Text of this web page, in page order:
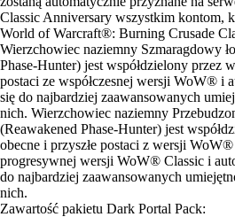
Classic Anniversary wszystkim kontom,
World of Warcraft®: Burning Crusade
Wierzchowiec naziemny Szmaragdowy
Phase-Hunter) jest współdzielony przez
postaci ze współczesnej wersji WoW® i
się do najbardziej zaawansowanych
nich. Wierzchowiec naziemny
(Reawakened Phase-Hunter) jest
obecne i przyszłe postaci z wersji
progresywnej wersji WoW® Classic i
do najbardziej zaawansowanych
nich.
Zawartość pakietu Dark Portal Pack: